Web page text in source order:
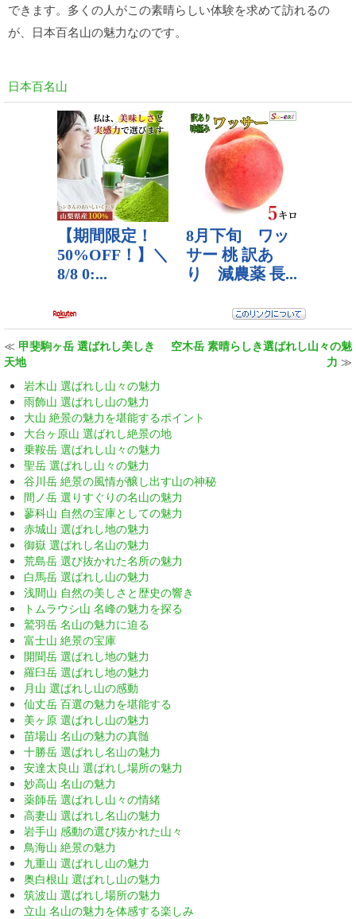
できます。多くの人がこの素晴らしい体験を求めて訪れるの
が、日本百名山の魅力なのです。
日本百名山
≪ 甲斐駒ヶ岳 選ばれし美しき
天地
空木岳 素晴らしき選ばれし山々の魅
力 ≫
岩木山 選ばれし山々の魅力
雨飾山 選ばれし山の魅力
大山 絶景の魅力を堪能するポイント
大台ヶ原山 選ばれし絶景の地
乗鞍岳 選ばれし山々の魅力
聖岳 選ばれし山々の魅力
谷川岳 絶景の風情が醸し出す山の神秘
間ノ岳 選りすぐりの名山の魅力
蓼科山 自然の宝庫としての魅力
赤城山 選ばれし地の魅力
御嶽 選ばれし名山の魅力
荒島岳 選び抜かれた名所の魅力
白馬岳 選ばれし山の魅力
浅間山 自然の美しさと歴史の響き
トムラウシ山 名峰の魅力を探る
鷲羽岳 名山の魅力に迫る
富士山 絶景の宝庫
開聞岳 選ばれし地の魅力
羅臼岳 選ばれし地の魅力
月山 選ばれし山の感動
仙丈岳 百選の魅力を堪能する
美ヶ原 選ばれし山の魅力
苗場山 名山の魅力の真髄
十勝岳 選ばれし名山の魅力
安達太良山 選ばれし場所の魅力
妙高山 名山の魅力
薬師岳 選ばれし山々の情緒
高妻山 選ばれし名山の魅力
岩手山 感動の選び抜かれた山々
鳥海山 絶景の魅力
九重山 選ばれし山の魅力
奥白根山 選ばれし山の魅力
筑波山 選ばれし場所の魅力
立山 名山の魅力を体感する楽しみ